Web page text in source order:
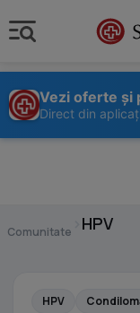
Vezi oferte și
Direct din
Comunitate HPV
HPV